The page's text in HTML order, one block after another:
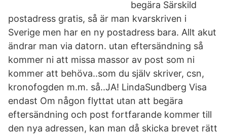
begära Särskild
postadress gratis, så är man kvarskriven i
Sverige men har en ny postadress bara. Allt akut
ändrar man via datorn. utan eftersändning så
kommer ni att missa massor av post som ni
kommer att behöva..som du själv skriver, csn,
kronofogden m.m. så..JA! LindaS­undber­g Visa
endast Om någon flyttat utan att begära
eftersändning och post fortfarande kommer till
den nya adressen, kan man då skicka brevet rätt